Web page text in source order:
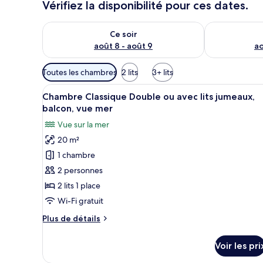
Vérifiez la disponibilité pour ces dates.
Ce soir
août 8 - août 9
Vérifier la disponibilité pour ce soir août 8 - août 9
Vérifier la
Filtres
disponibles
pour
les
Toutes les chambres 2 lits 3+ lits
Afficher
toutes
photos
pour
ce
type
de
chambre :
Classique
4
Chambre Classique Double ou avec lits jumeaux,
balcon, vue mer
Vue sur la mer
20 m²
1 chambre
2 personnes
2 lits 1 place
Wi-Fi gratuit
Plus de détails
Plus
le
Voir les